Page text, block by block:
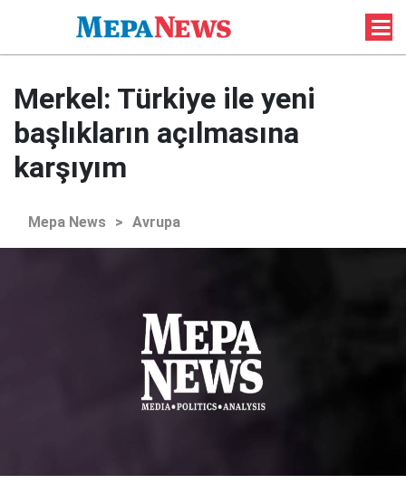
Merkel: Türkiye ile yeni
başlıkların açılmasına
karşıyım
Mepa News > Avrupa